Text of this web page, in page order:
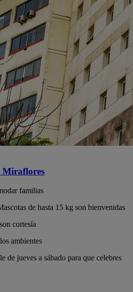
familias
de hasta 15 kg son bienvenidas
cortesía
ambientes
de jueves a sábado para que celebres